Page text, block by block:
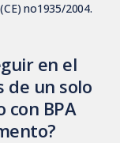
no1935/2004.
en el
de un solo
con BPA